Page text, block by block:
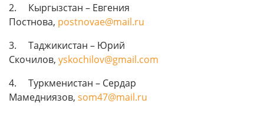
2. Кыргызcтан – Евгения
Постнова, postnovae@mail.ru
3. Таджикистан – Юрий
Скочилов, yskochilov@gmail.com
4. Туркменистан – Сердар
Мамедниязов, som47@mail.ru